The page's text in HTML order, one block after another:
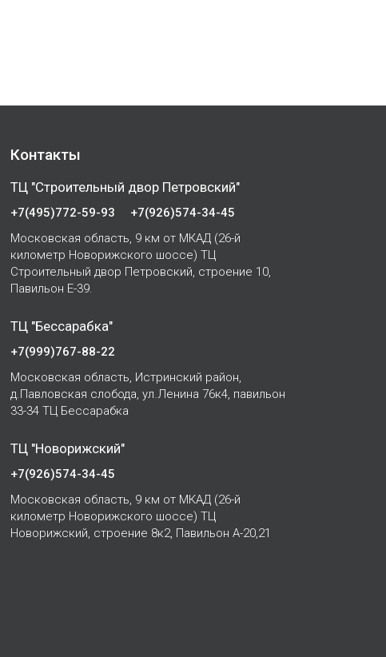
Контакты
ТЦ "Строительный двор Петровский"
+7(495)772-59-93
+7(926)574-34-45
Московская область, 9 км от МКАД (26-й
километр Новорижского шоссе) ТЦ
Строительный двор Петровский, строение 10,
Павильон Е-39.
ТЦ "Бессарабка"
+7(999)767-88-22
Московская область, Истринский район,
д.Павловская слобода, ул.Ленина 76к4, павильон
33-34 ТЦ Бессарабка
ТЦ "Новорижский"
+7(926)574-34-45
Московская область, 9 км от МКАД (26-й
километр Новорижского шоссе) ТЦ
Новорижский, строение 8к2, Павильон А-20,21